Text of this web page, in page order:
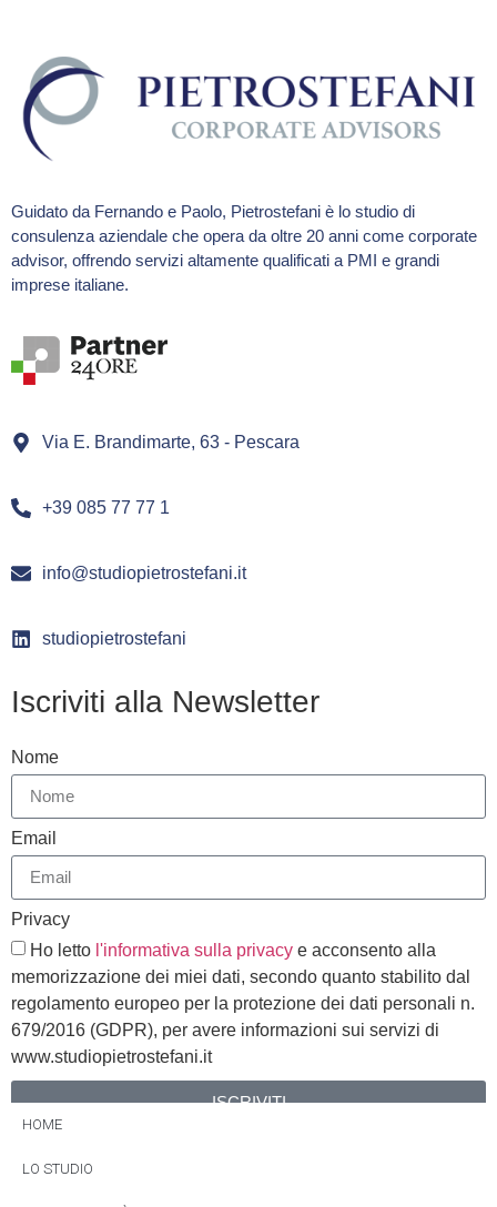
Guidato da Fernando e Paolo, Pietrostefani è lo studio di
consulenza aziendale che opera da oltre 20 anni come corporate
advisor, offrendo servizi altamente qualificati a PMI e grandi
imprese italiane.
Via E. Brandimarte, 63 - Pescara
+39 085 77 77 1
info@studiopietrostefani.it
studiopietrostefani
Iscriviti alla Newsletter
Nome
Email
Privacy
Ho letto l'informativa sulla privacy e acconsento alla
memorizzazione dei miei dati, secondo quanto stabilito dal
regolamento europeo per la protezione dei dati personali n.
679/2016 (GDPR), per avere informazioni sui servizi di
www.studiopietrostefani.it
ISCRIVITI
HOME
LO STUDIO